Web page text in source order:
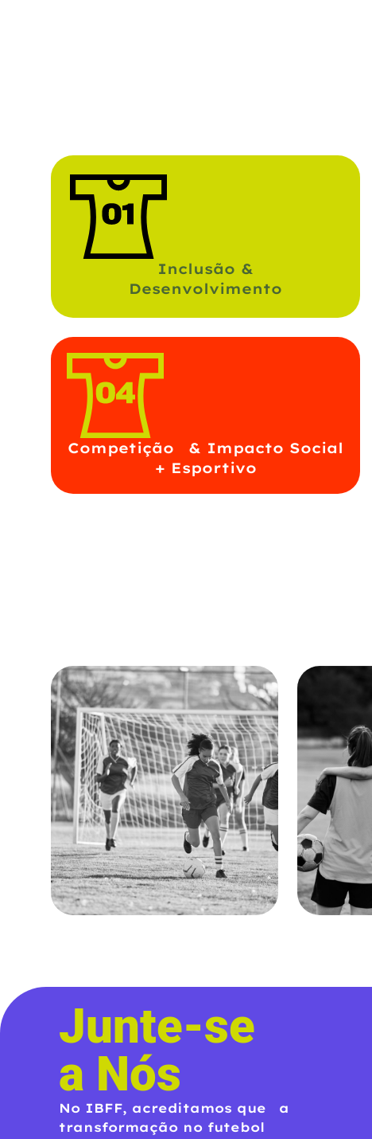
Inclusão &
Desenvolvimento
Competição & Impacto Social
+ Esportivo
Junte-se
a Nós
No IBFF, acreditamos que a
transformação no futebol